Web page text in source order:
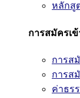
หลักสู
การสมัครเ
การส
การส
ค่าธร